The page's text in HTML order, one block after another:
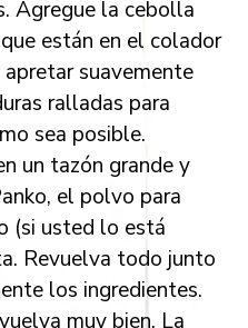
Agregue la cebolla
están en el colador
apretar suavemente
ralladas para
sea posible.
un tazón grande y
el polvo para
(si usted lo está
Revuelva todo junto
los ingredientes.
muy bien. La